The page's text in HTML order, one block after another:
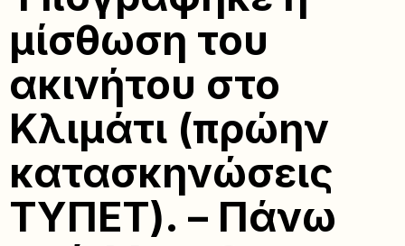
μίσθωση του
ακινήτου στο
Κλιμάτι (πρώην
κατασκηνώσεις
ΤΥΠΕΤ). – Πάνω